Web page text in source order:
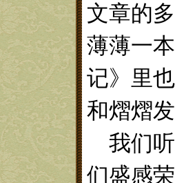
文章的
薄薄一
记》里
和熠熠
我们
们盛感荣